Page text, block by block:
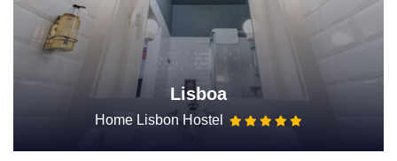
Lisboa
Home Lisbon Hostel